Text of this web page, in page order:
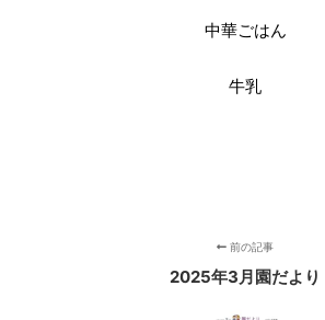
中華ごはん
牛乳
前の記事
2025年3月園だより